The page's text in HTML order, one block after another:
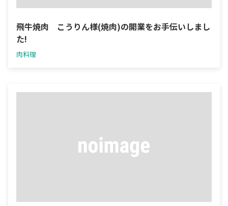
飛牛焼肉 こうりん様(焼肉)の開業をお手伝いしまし
た!
肉料理